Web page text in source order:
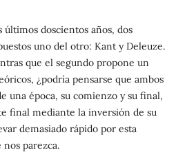
doscientos años, dos
uno del otro: Kant y Deleuze.
que el segundo propone un
¿podría pensarse que ambos
una época, su comienzo y su final,
final mediante la inversión de su
demasiado rápido por esta
parezca.